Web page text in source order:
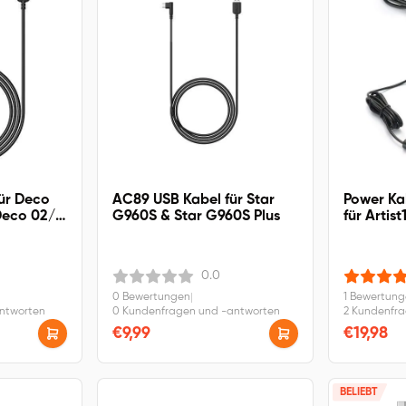
Deco
02/
AC89 USB Kabel für Star
G960S & Star G960S Plus
0.0
0 Bewertungen
0 Kundenfragen und -antworten
€9,99
Power
für
22E Pro,
2)
1
2
€19,98
BELIEBT